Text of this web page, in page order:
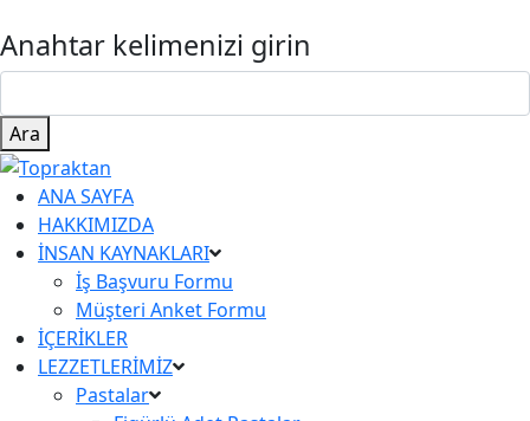
Anahtar kelimenizi girin
Ara
ANA SAYFA
HAKKIMIZDA
İNSAN KAYNAKLARI
İş Başvuru Formu
Müşteri Anket Formu
İÇERİKLER
LEZZETLERİMİZ
Pastalar